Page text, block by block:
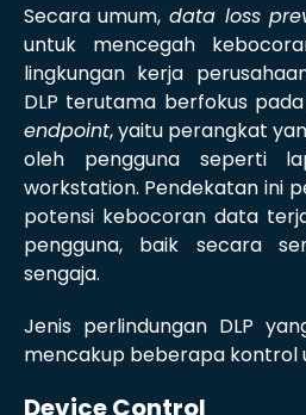
Secara umum, data loss
untuk mencegah
lingkungan kerja
DLP terutama berfokus
endpoint, yaitu perangkat
oleh pengguna seperti
workstation. Pendekatan ini
potensi kebocoran data
pengguna, baik secara
sengaja.
Jenis perlindungan DLP
mencakup beberapa kontrol
Device Control